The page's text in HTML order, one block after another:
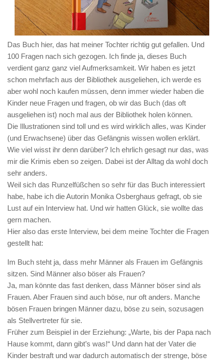
Das Buch hier, das hat meiner Tochter richtig gut gefallen. Und
100 Fragen nach sich gezogen. Ich finde ja, dieses Buch
verdient ganz ganz viel Aufmerksamkeit. Wir haben es jetzt
schon mehrfach aus der Bibliothek ausgeliehen, ich werde es
aber wohl noch kaufen müssen, denn immer wieder haben die
Kinder neue Fragen und fragen, ob wir das Buch (das oft
ausgeliehen ist) noch mal aus der Bibliothek holen können.
Die Illustrationen sind toll und es wird wirklich alles, was Kinder
(und Erwachsene) über das Gefängnis wissen wollen erklärt.
Wie viel wisst ihr denn darüber? Ich ehrlich gesagt nur das, was
mir die Krimis eben so zeigen. Dabei ist der Alltag da wohl doch
sehr anders.
Weil sich das Runzelfüßchen so sehr für das Buch interessiert
habe, habe ich die Autorin Monika Osberghaus gefragt, ob sie
Lust auf ein Interview hat. Und wir hatten Glück, sie wollte das
gern machen.
Hier also das erste Interview, bei dem meine Tochter die Fragen
gestellt hat:
Im Buch steht ja, dass mehr Männer als Frauen im Gefängnis
sitzen. Sind Männer also böser als Frauen?
Ja, man könnte das fast denken, dass Männer böser sind als
Frauen. Aber Frauen sind auch böse, nur oft anders. Manche
bösen Frauen bringen Männer dazu, böse zu sein, sozusagen
als Stellvertreter für sie.
Früher zum Beispiel in der Erziehung: „Warte, bis der Papa nach
Hause kommt, dann gibt’s was!“ Und dann hat der Vater die
Kinder bestraft und war dadurch automatisch der strenge, böse